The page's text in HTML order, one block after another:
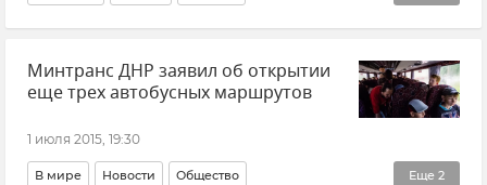
События в Донбассе
Минтранс ДНР заявил об открытии
еще трех автобусных маршрутов
1 июля 2015, 19:30
Еще 2
В мире Новости Общество